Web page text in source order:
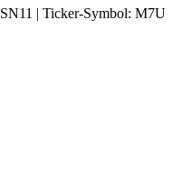
| Ticker-Symbol: M7U